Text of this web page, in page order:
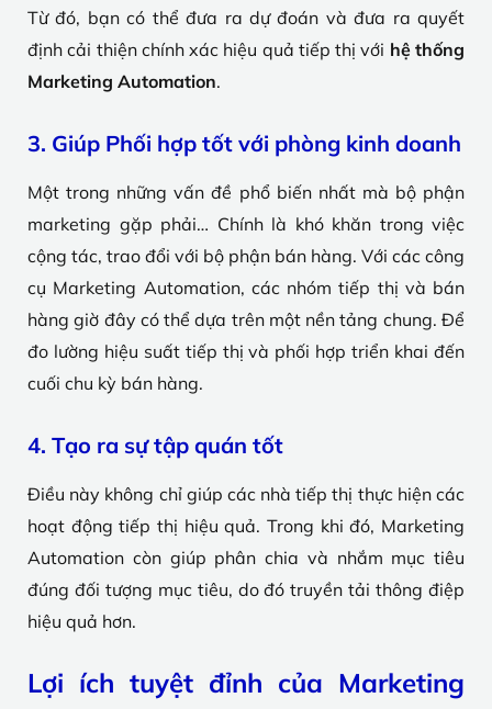
Từ đó, bạn có thể đưa ra dự đoán và đưa ra quyết
định cải thiện chính xác hiệu quả tiếp thị với hệ thống
Marketing Automation.
3. Giúp Phối hợp tốt với phòng kinh doanh
Một trong những vấn đề phổ biến nhất mà bộ phận
marketing gặp phải… Chính là khó khăn trong việc
cộng tác, trao đổi với bộ phận bán hàng. Với các công
cụ Marketing Automation, các nhóm tiếp thị và bán
hàng giờ đây có thể dựa trên một nền tảng chung. Để
đo lường hiệu suất tiếp thị và phối hợp triển khai đến
cuối chu kỳ bán hàng.
4. Tạo ra sự tập quán tốt
Điều này không chỉ giúp các nhà tiếp thị thực hiện các
hoạt động tiếp thị hiệu quả. Trong khi đó, Marketing
Automation còn giúp phân chia và nhắm mục tiêu
đúng đối tượng mục tiêu, do đó truyền tải thông điệp
hiệu quả hơn.
Lợi ích tuyệt đỉnh của Marketing